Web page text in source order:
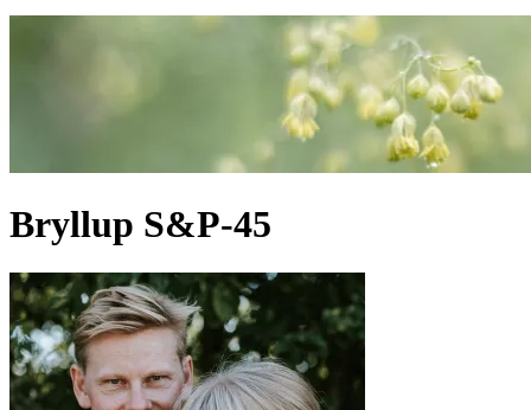
Bryllup S&P-45